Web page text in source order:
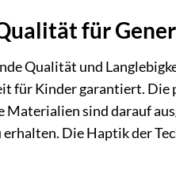
für
Qualität und
für Kinder garantiert.
sind darauf
Die Haptik der